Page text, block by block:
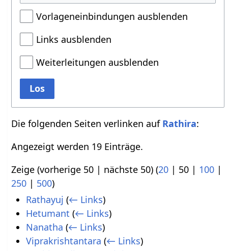
Vorlageneinbindungen ausblenden
Links ausblenden
Weiterleitungen ausblenden
Los
Die folgenden Seiten verlinken auf Rathira:
Angezeigt werden 19 Einträge.
Zeige (vorherige 50 | nächste 50) (20 | 50 | 100 |
250 | 500)
Rathayuj (← Links)
Hetumant (← Links)
Nanatha (← Links)
Viprakrishtantara (← Links)